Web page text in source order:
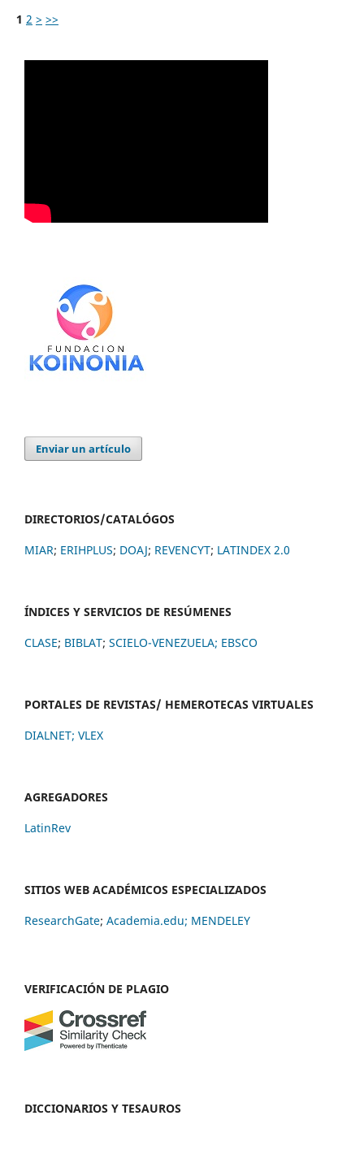
1 2 > >>
Enviar un artículo
DIRECTORIOS/CATALÓGOS
MIAR; ERIHPLUS; DOAJ; REVENCYT; LATINDEX 2.0
ÍNDICES Y SERVICIOS DE RESÚMENES
CLASE; BIBLAT; SCIELO-VENEZUELA; EBSCO
PORTALES DE REVISTAS/ HEMEROTECAS VIRTUALES
DIALNET; VLEX
AGREGADORES
LatinRev
SITIOS WEB ACADÉMICOS ESPECIALIZADOS
ResearchGate; Academia.edu; MENDELEY
VERIFICACIÓN DE PLAGIO
DICCIONARIOS Y TESAUROS